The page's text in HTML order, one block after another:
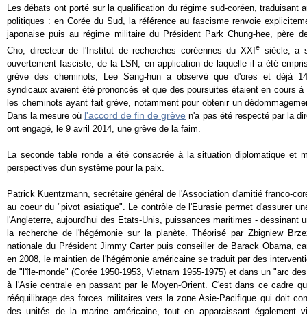
Les débats ont porté sur la qualification du régime sud-coréen, traduisant
politiques : en Corée du Sud, la référence au fascisme renvoie
japonaise puis au régime militaire du Président Park Chung-hee, père
Cho, directeur de l'Institut de recherches coréennes du XXIe siècle, a
ouvertement fasciste, de la LSN, en application de laquelle il a été
grève des cheminots, Lee Sang-hun a observé que d'ores et déjà
syndicaux avaient été prononcés et que des poursuites étaient en cours
les cheminots ayant fait grève, notamment pour obtenir un
Dans la mesure où l'accord de fin de grève n'a pas été respecté par la
ont engagé, le 9 avril 2014, une grève de la faim.
La seconde table ronde a été consacrée à la situation diplomatique et
perspectives d'un système pour la paix.
Patrick Kuentzmann, secrétaire général de l'Association d'amitié franco-
au coeur du "pivot asiatique".
Le contrôle de l'Eurasie permet d'assurer
l'Angleterre, aujourd'hui des Etats-Unis, puissances maritimes - dessinant
la recherche de l'hégémonie sur la planète. Théorisé par Zbigniew
nationale du Président Jimmy Carter puis conseiller de Barack Obama,
en 2008, le maintien de l'hégémonie américaine se traduit par des
de "l'île-monde" (Corée 1950-1953, Vietnam 1955-1975) et dans un "arc
à l'Asie centrale en passant par le Moyen-Orient. C'est dans ce cadre
rééquilibrage des forces militaires vers la zone Asie-Pacifique qui doit
des unités de la marine américaine, tout en apparaissant également